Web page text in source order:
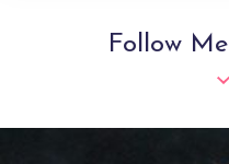
Follow Me